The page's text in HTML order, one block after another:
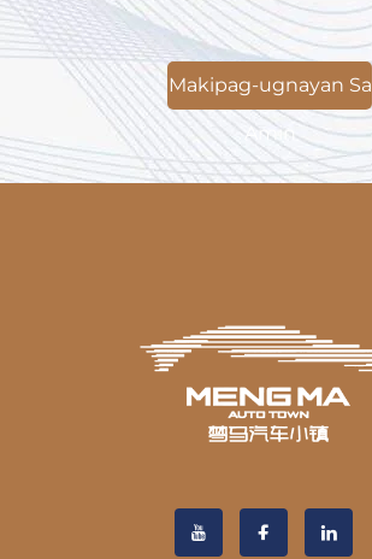
Makipag-ugnayan Sa
Amin